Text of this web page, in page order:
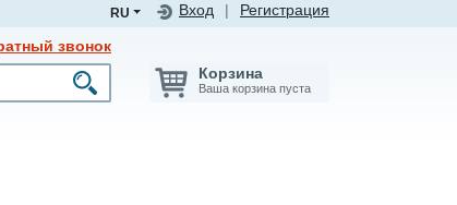
Вход Регистрация
RU
звонок
Корзина
Ваша корзина пуста